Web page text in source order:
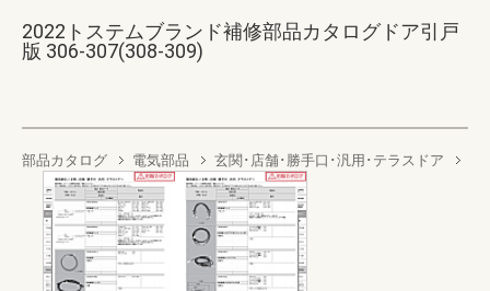
2022トステムブランド補修部品カタログドア引戸
版 306-307(308-309)
部品カタログ 電気部品 玄関･店舗･勝手口･汎用･テラスドア